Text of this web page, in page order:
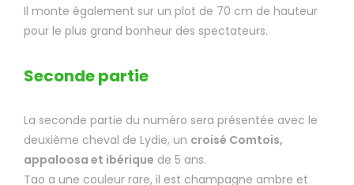
Il monte également sur un plot de 70 cm de hauteur
pour le plus grand bonheur des spectateurs.
Seconde partie
La seconde partie du numéro sera présentée avec le
deuxième cheval de Lydie, un croisé Comtois,
appaloosa et ibérique de 5 ans.
Tao a une couleur rare, il est champagne ambre et